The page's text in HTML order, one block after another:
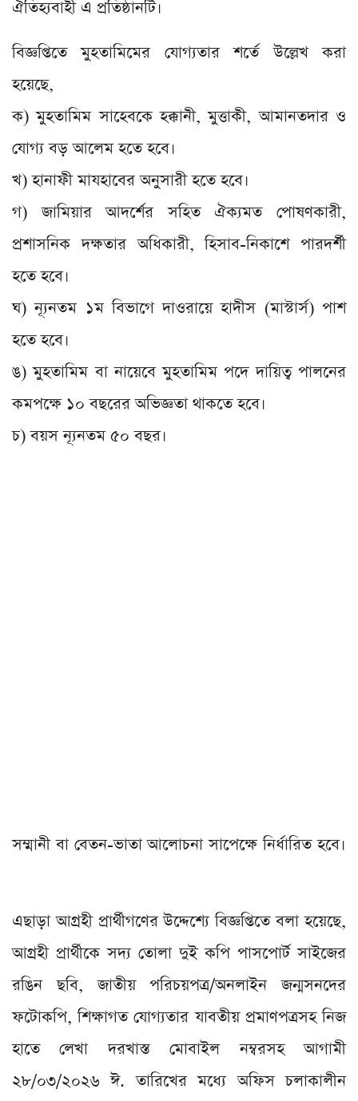
ঐতিহ্যবাহী এ প্রতিষ্ঠানটি।
বিজ্ঞপ্তিতে মুহতামিমের যোগ্যতার শর্তে উল্লেখ করা
হয়েছে,
ক) মুহতামিম সাহেবকে হক্কানী, মুত্তাকী, আমানতদার ও
যোগ্য বড় আলেম হতে হবে।
খ) হানাফী মাযহাবের অনুসারী হতে হবে।
গ) জামিয়ার আদর্শের সহিত ঐক্যমত পোষণকারী,
প্রশাসনিক দক্ষতার অধিকারী, হিসাব-নিকাশে পারদর্শী
হতে হবে।
ঘ) ন্যূনতম ১ম বিভাগে দাওরায়ে হাদীস (মাস্টার্স) পাশ
হতে হবে।
ঙ) মুহতামিম বা নায়েবে মুহতামিম পদে দায়িত্ব পালনের
কমপক্ষে ১০ বছরের অভিজ্ঞতা থাকতে হবে।
চ) বয়স ন্যূনতম ৫০ বছর।
সম্মানী বা বেতন-ভাতা আলোচনা সাপেক্ষে নির্ধারিত হবে।
এছাড়া আগ্রহী প্রার্থীগণের উদ্দেশ্যে বিজ্ঞপ্তিতে বলা হয়েছে,
আগ্রহী প্রার্থীকে সদ্য তোলা দুই কপি পাসপোর্ট সাইজের
রঙিন ছবি, জাতীয় পরিচয়পত্র/অনলাইন জন্মসনদের
ফটোকপি, শিক্ষাগত যোগ্যতার যাবতীয় প্রমাণপত্রসহ নিজ
হাতে লেখা দরখাস্ত মোবাইল নম্বরসহ আগামী
২৮/০৩/২০২৬ ঈ. তারিখের মধ্যে অফিস চলাকালীন